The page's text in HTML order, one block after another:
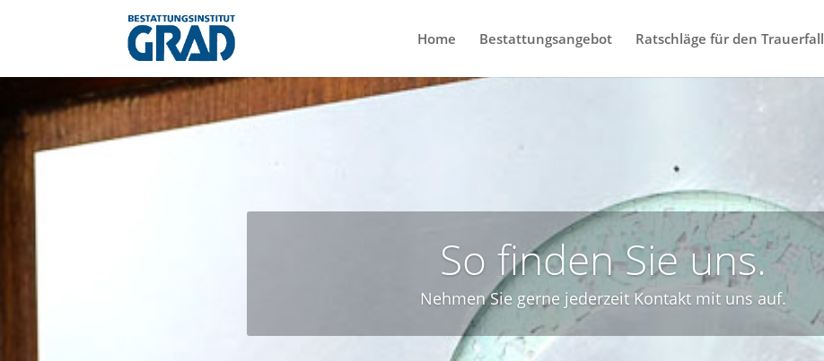
Home Bestattungsangebot Ratschläge für den Trauerfall
So finden Sie uns.
Nehmen Sie gerne jederzeit Kontakt mit uns auf.